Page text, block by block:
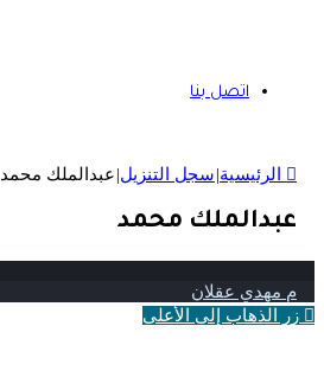
اتصل بنا
الرئيسية|سجل التنزيل|عبدالملك محمد
عبدالملك محمد
م مهدي عقلان
زر الذهاب إلى الأعلى